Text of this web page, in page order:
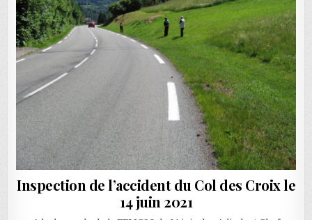
Inspection de l’accident du Col des Croix le
14 juin 2021